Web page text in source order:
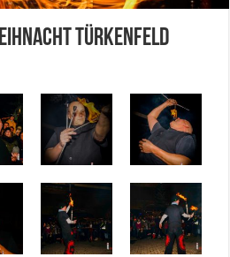
Türkenfeld